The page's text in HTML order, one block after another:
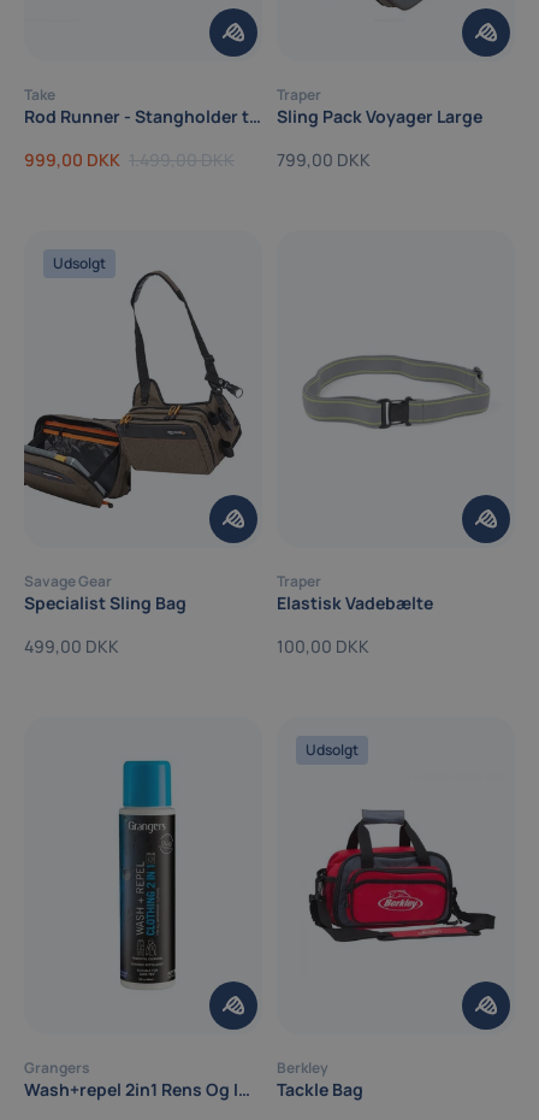
Take
Rod Runner - Stangholder til bilen
999,00 DKK 1.499,00 DKK
Traper
Sling Pack Voyager Large
799,00 DKK
Udsolgt
Savage Gear
Specialist Sling Bag
499,00 DKK
Traper
Elastisk Vadebælte
100,00 DKK
Grangers
Wash+repel 2in1 Rens Og Imprægnering
Udsolgt
Berkley
Tackle Bag